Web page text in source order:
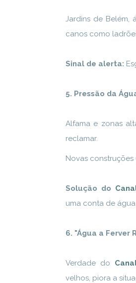
Jardins de Belém,
canos como
Sinal de alerta:
5. Pressão da
Alfama e zonas
reclamar.
Novas construções
Solução do
uma conta de
6. "Água a Ferver
Verdade do
velhos, piora a